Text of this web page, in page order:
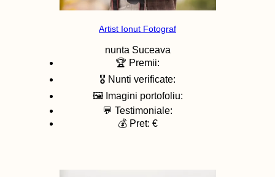
Artist Ionut Fotograf
nunta Suceava
🏆 Premii:
🎖️ Nunti verificate:
🖼️ Imagini portofoliu:
💬 Testimoniale:
💰 Pret: €